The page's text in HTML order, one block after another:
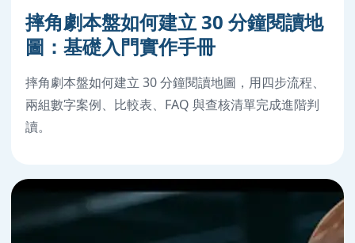
摔角劇本盤如何建立 30 分鐘閱讀地
圖：基礎入門實作手冊
摔角劇本盤如何建立 30 分鐘閱讀地圖，用四步流程、
兩組數字案例、比較表、FAQ 與查核清單完成進階判
讀。